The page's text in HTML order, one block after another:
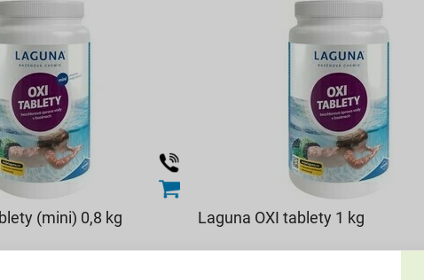
(mini) 0,8 kg Laguna OXI tablety 1 kg